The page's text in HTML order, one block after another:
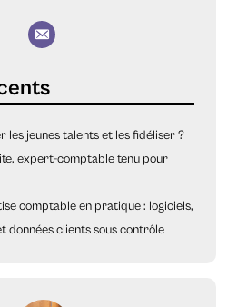
les jeunes talents et les fidéliser ?
expert-comptable tenu pour
comptable en pratique : logiciels,
données clients sous contrôle